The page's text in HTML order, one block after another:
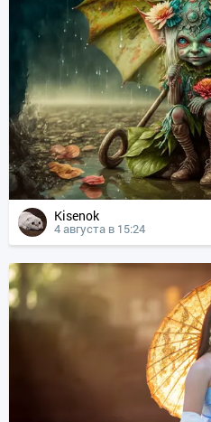
Kisenok
4 августа в 15:24